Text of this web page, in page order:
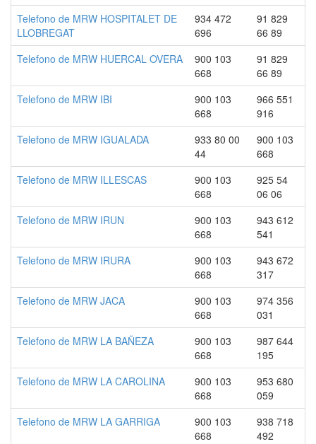
Telefono de MRW HOSPITALET DE
LLOBREGAT
934 472
696
91 829
66 89
Telefono de MRW HUERCAL OVERA
900 103
668
91 829
66 89
Telefono de MRW IBI
900 103
668
966 551
916
Telefono de MRW IGUALADA
933 80 00
44
900 103
668
Telefono de MRW ILLESCAS
900 103
668
925 54
06 06
Telefono de MRW IRUN
900 103
668
943 612
541
Telefono de MRW IRURA
900 103
668
943 672
317
Telefono de MRW JACA
900 103
668
974 356
031
Telefono de MRW LA BAÑEZA
900 103
668
987 644
195
Telefono de MRW LA CAROLINA
900 103
668
953 680
059
Telefono de MRW LA GARRIGA
900 103
668
938 718
492